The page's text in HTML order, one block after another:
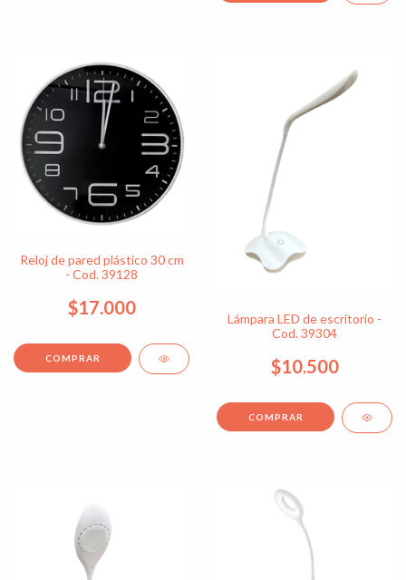
Reloj de pared plástico 30 cm
- Cod. 39128
$17.000
Lámpara LED de escritorio -
Cod. 39304
$10.500